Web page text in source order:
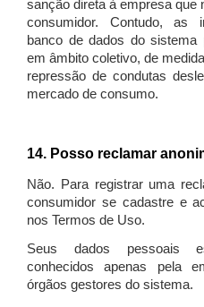
sanção direta à empresa que
consumidor. Contudo, as
banco de dados do sistema
em âmbito coletivo, de
repressão de condutas
mercado de consumo.
14. Posso reclamar
Não. Para registrar uma
consumidor se cadastre e
nos Termos de Uso.
Seus dados pessoais
conhecidos apenas pela
órgãos gestores do sistema.